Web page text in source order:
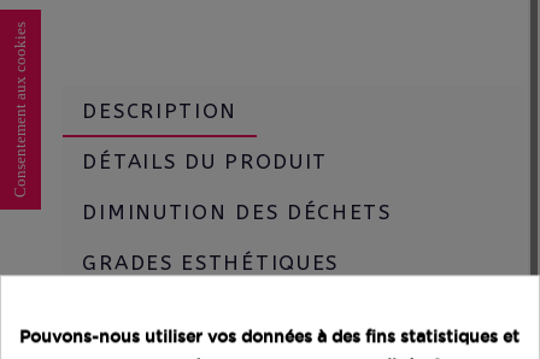
DESCRIPTION
DÉTAILS DU PRODUIT
DIMINUTION DES DÉCHETS
GRADES ESTHÉTIQUES
Caractéristiques principales :
Pouvons-nous utiliser vos données à des fins statistiques et
Consentement aux cookies